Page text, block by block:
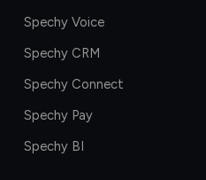
Spechy Voice
Spechy CRM
Spechy Connect
Spechy Pay
Spechy BI